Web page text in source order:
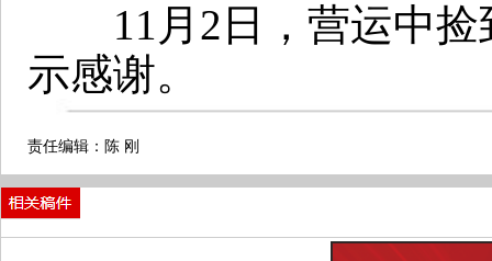
11月2日，营运中捡
示感谢。
责任编辑：陈 刚